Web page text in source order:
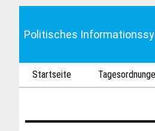
Politisches
Startseite